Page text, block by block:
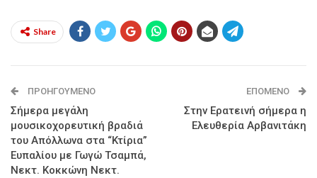
Share
ΠΡΟΗΓΟΎΜΕΝΟ
Σήμερα μεγάλη
μουσικοχορευτική βραδιά
του Απόλλωνα στα “Κτίρια”
Ευπαλίου με Γωγώ Τσαμπά,
Νεκτ. Κοκκώνη Νεκτ.
ΕΠΌΜΕΝΟ
Στην Ερατεινή σήμερα η
Ελευθερία Αρβανιτάκη